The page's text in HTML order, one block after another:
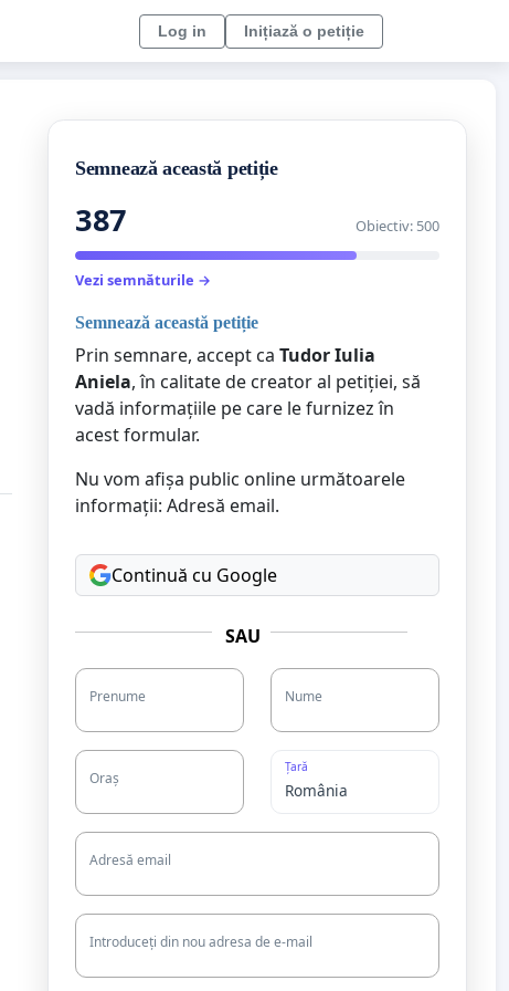
Log in Inițiază o petiție
Semnează această petiție
387 Obiectiv: 500
Vezi semnăturile →
Semnează această petiție
Prin semnare, accept ca Tudor Iulia
Aniela, în calitate de creator al petiției, să
vadă informațiile pe care le furnizez în
acest formular.
Nu vom afișa public online următoarele
informații: Adresă email.
Continuă cu Google
SAU
Prenume Nume
Oraș
Țară
Adresă email
Introduceți din nou adresa de e-mail